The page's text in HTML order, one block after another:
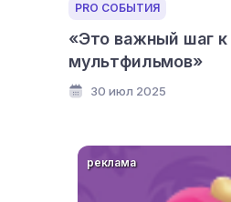
PRO СОБЫТИЯ
«Это важный шаг
мультфильмов»
30 июл 2025
реклама